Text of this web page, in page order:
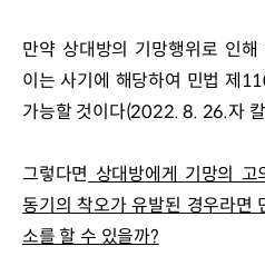
만약 상대방의 기망행위로 인
이는 사기에 해당하여 민법 제
가능할 것이다(2022. 8. 26.자
그렇다면 상대방에게 기망의
동기의 착오가 유발된 경우라면
소를 할 수 있을까?